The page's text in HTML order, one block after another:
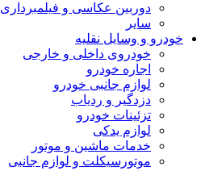
دوربین عکاسی و فیلمبرداری
سایر
خودرو و وسایل نقلیه
خودروی داخلی و خارجی
اجاره خودرو
لوازم جانبی خودرو
دزدگیر و ردیاب
تزئینات خودرو
لوازم یدکی
خدمات ماشین و موتور
موتورسیکلت و لوازم جانبی